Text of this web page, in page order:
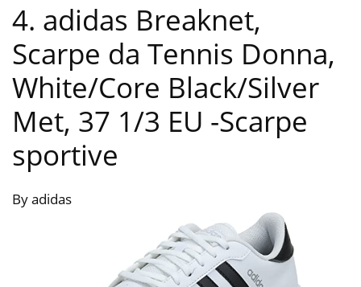
4. adidas Breaknet,
Scarpe da Tennis Donna,
White/Core Black/Silver
Met, 37 1/3 EU -Scarpe
sportive
By adidas